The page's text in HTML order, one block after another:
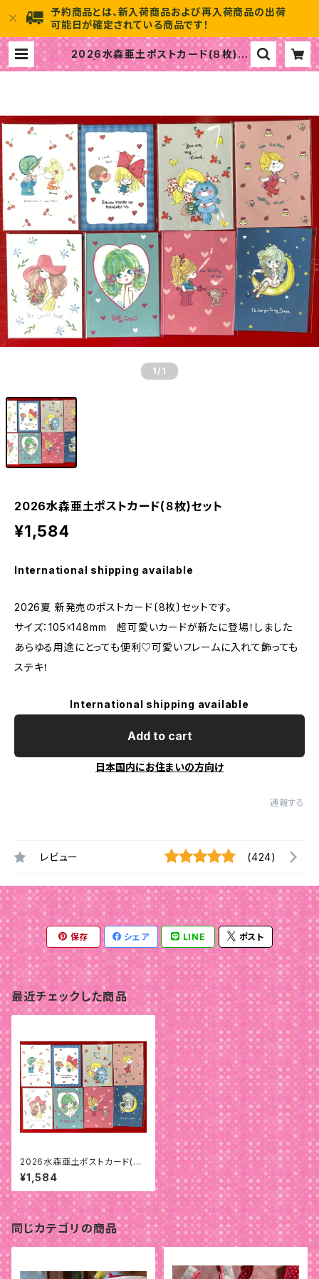
予約商品とは、新入荷商品および再入荷商品の出荷
可能日が確定されている商品です！
2026水森亜土ポストカード(８枚)セ
ット | 水森亜土のおもちゃ箱画廊 off
1 /1
2026水森亜土ポストカード(８枚)セット
¥1,584
International shipping available
2026夏 新発売のポストカード〔8枚〕セットです。
サイズ：105☓148mm 超可愛いカードが新たに登場！しました
あらゆる用途にとっても便利♡可愛いフレームに入れて飾っても
ステキ！
International shipping available
Add to cart
日本国内にお住まいの方向け
通報する
レビュー (424)
保存 シェア LINE ポスト
最近チェックした商品
2026水森亜土ポストカード(８
枚)セット
¥1,584
同じカテゴリの商品